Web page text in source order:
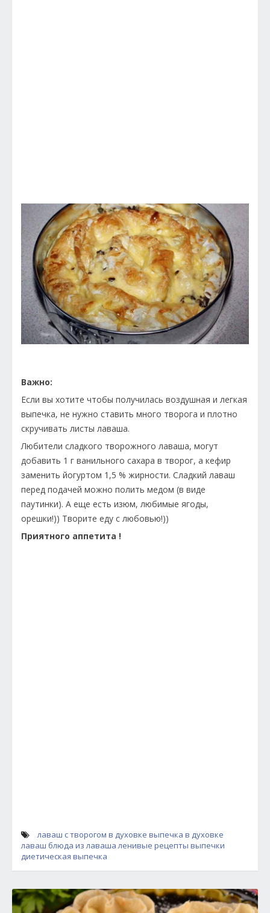
Важно:
Если вы хотите чтобы получилась воздушная и легкая
выпечка, не нужно ставить много творога и плотно
скручивать листы лаваша.
Любители сладкого творожного лаваша, могут
добавить 1 г ванильного сахара в творог, а кефир
заменить йогуртом 1,5 % жирности. Сладкий лаваш
перед подачей можно полить медом (в виде
паутинки). А еще есть изюм, любимые ягоды,
орешки!)) Творите еду с любовью!))
Приятного аппетита !
лаваш с творогом в духовке выпечка в духовке
лаваш блюда из лаваша ленивые рецепты выпечки
диетическая выпечка